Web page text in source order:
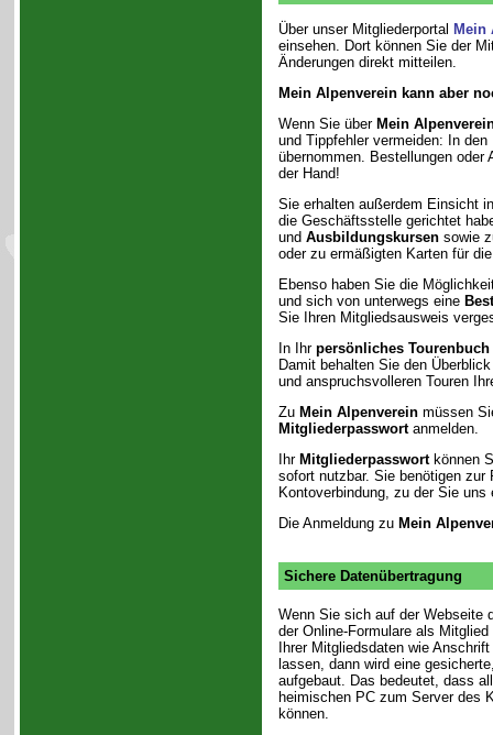
Über unser Mitgliederportal Mein
einsehen. Dort können Sie der
Änderungen direkt mitteilen.
Mein Alpenverein kann aber
Wenn Sie über Mein
und Tippfehler vermeiden: In
übernommen. Bestellungen oder
der Hand!
Sie erhalten außerdem Einsicht
die Geschäftsstelle gerichtet
und Ausbildungskursensowie
oder zu ermäßigten Karten für
Ebenso haben Sie die
und sich von unterwegs eine
Sie Ihren Mitgliedsausweis
In Ihr persönliches Tourenbuch
Damit behalten Sie den
und anspruchsvolleren Touren
Zu Mein Alpenvereinmüssen
Mitgliederpasswortanmelden.
Ihr Mitgliederpasswortkönnen
sofort nutzbar. Sie benötigen zur
Kontoverbindung, zu der Sie
Die Anmeldung zu Mein
Sichere Datenübertragung
Wenn Sie sich auf der Webseite
der Online-Formulare als
Ihrer Mitgliedsdaten wie
lassen, dann wird eine
aufgebaut. Das bedeutet, dass
heimischen PC zum Server des
können.